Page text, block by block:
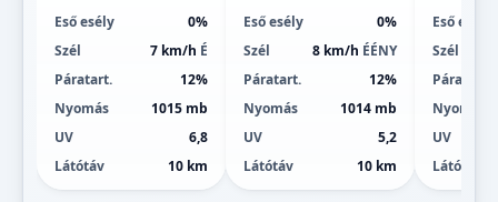
Eső esély
0%
Szél
7 km/h É
Páratart.
12%
Nyomás
1015 mb
UV
6,8
Látótáv
10 km
Eső esély
0%
Szél
8 km/h ÉÉNY
Páratart.
12%
Nyomás
1014 mb
UV
5,2
Látótáv
10 km
Eső esély
Szél
Páratart.
Nyomás
UV
Látótáv